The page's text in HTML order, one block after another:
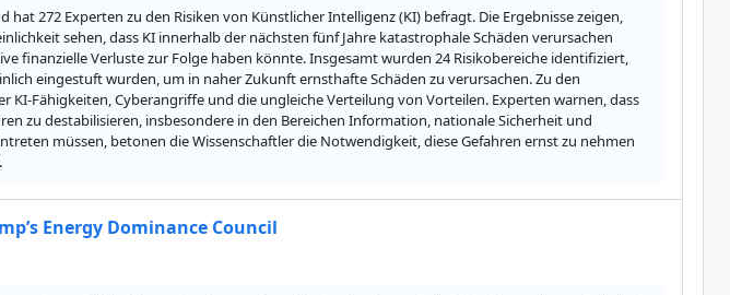
hat 272 Experten zu den Risiken von Künstlicher Intelligenz (KI) befragt. Die Ergebnisse zeigen,
sehen, dass KI innerhalb der nächsten fünf Jahre katastrophale Schäden verursachen
finanzielle Verluste zur Folge haben könnte. Insgesamt wurden 24 Risikobereiche identifiziert,
eingestuft wurden, um in naher Zukunft ernsthafte Schäden zu verursachen. Zu den
KI-Fähigkeiten, Cyberangriffe und die ungleiche Verteilung von Vorteilen. Experten warnen, dass
zu destabilisieren, insbesondere in den Bereichen Information, nationale Sicherheit und
müssen, betonen die Wissenschaftler die Notwendigkeit, diese Gefahren ernst zu nehmen
Energy Dominance Council